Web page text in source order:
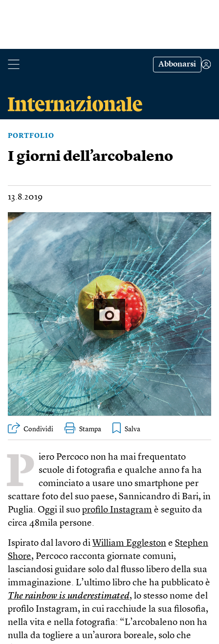
Abbonarsi
PORTFOLIO
I giorni dell’arcobaleno
13.8.2019
Condividi Stampa
P iero Percoco non ha mai frequentato
scuole di fotografia e qualche anno fa ha
cominciato a usare uno smartphone per
scattare foto del suo paese, Sannicandro di Bari, in
Puglia. Oggi il suo profilo Instagram è seguito da
circa 48mila persone.
Ispirato dal lavoro di William Eggleston e Stephen
Shore, Percoco racconta giornate comuni,
lasciandosi guidare solo dal flusso libero della sua
immaginazione. L’ultimo libro che ha pubblicato è
The rainbow is underestimated, lo stesso nome del
profilo Instagram, in cui racchiude la sua filosofia,
nella vita e nella fotografia: “L’arcobaleno non ha
nulla da togliere a un’aurora boreale, solo che